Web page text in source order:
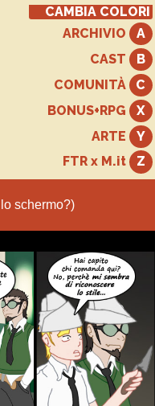
CAMBIA COLORI
ARCHIVIO
CAST
COMUNITÀ
BONUS+RPG
ARTE
FTR x M.it